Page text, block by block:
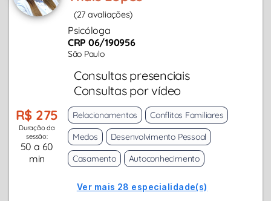
(27 avaliações)
Psicóloga
CRP 06/190956
São Paulo
Consultas presenciais
Consultas por vídeo
R$ 275
Duração da
sessão:
50 a 60
min
Relacionamentos
Conflitos Familiares
Medos
Desenvolvimento Pessoal
Casamento
Autoconhecimento
Ver mais 28 especialidade(s)